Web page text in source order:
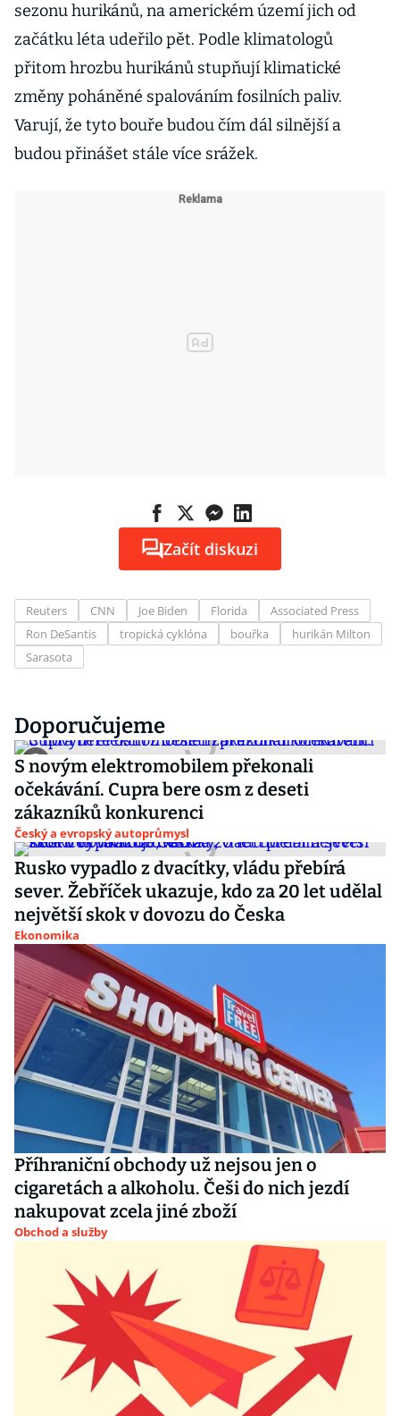
sezonu hurikánů, na americkém území jich od
začátku léta udeřilo pět. Podle klimatologů
přitom hrozbu hurikánů stupňují klimatické
změny poháněné spalováním fosilních paliv.
Varují, že tyto bouře budou čím dál silnější a
budou přinášet stále více srážek.
Začít diskuzi
Reuters CNN Joe Biden Florida
Associated Press
Ron DeSantis
tropická cyklóna bouřka
hurikán Milton
Sarasota
Doporučujeme
S novým elektromobilem překonali
očekávání. Cupra bere osm z deseti
zákazníků konkurenci
Český a evropský autoprůmysl
Rusko vypadlo z dvacítky, vládu přebírá
sever. Žebříček ukazuje, kdo za 20 let udělal
největší skok v dovozu do Česka
Ekonomika
Příhraniční obchody už nejsou jen o
cigaretách a alkoholu. Češi do nich jezdí
nakupovat zcela jiné zboží
Obchod a služby